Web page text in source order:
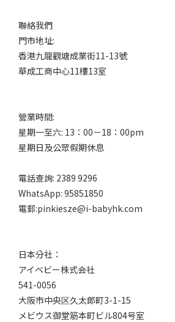
聯絡我們
門市地址:
香港九龍觀塘成業街11-13號
華成工商中心11樓13室
營業時間:
星期一至六: 13：00－18：00pm
星期日及公眾假期休息
電話查詢: 2389 9296
WhatsApp: 95851850
電郵:pinkiesze@i-babyhk.com
日本分社：
アイベビー株式会社
541-0056
大阪市中央区久太郎町3-1-15
メビウス御堂筋本町ビル804号室